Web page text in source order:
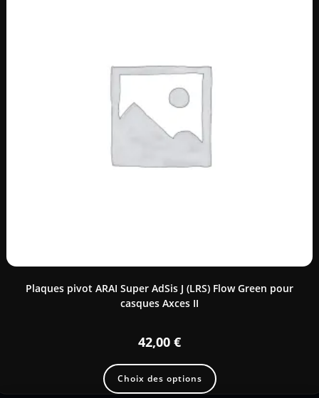
Plaques pivot ARAI Super AdSis J (LRS) Flow Green pour
casques Axces II
42,00 €
Choix des options